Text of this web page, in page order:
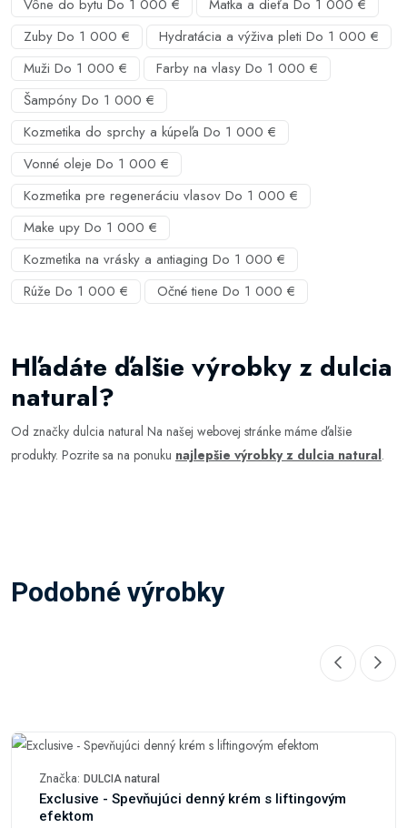
Vône do bytu Do 1 000 €
Matka a dieťa Do 1 000 €
Zuby Do 1 000 €
Hydratácia a výživa pleti Do 1 000 €
Muži Do 1 000 €
Farby na vlasy Do 1 000 €
Šampóny Do 1 000 €
Kozmetika do sprchy a kúpeľa Do 1 000 €
Vonné oleje Do 1 000 €
Kozmetika pre regeneráciu vlasov Do 1 000 €
Make upy Do 1 000 €
Kozmetika na vrásky a antiaging Do 1 000 €
Rúže Do 1 000 €
Očné tiene Do 1 000 €
Hľadáte ďalšie výrobky z dulcia
natural?
Od značky dulcia natural Na našej webovej stránke máme ďalšie
produkty. Pozrite sa na ponuku najlepšie výrobky z dulcia natural.
Podobné výrobky
Značka: DULCIA natural
Exclusive - Spevňujúci denný krém s liftingovým
efektom